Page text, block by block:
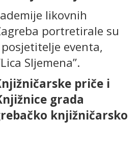
likovnih
portretirale su
eventa,
Sljemena”.
priče i
grada
knjižničarsko